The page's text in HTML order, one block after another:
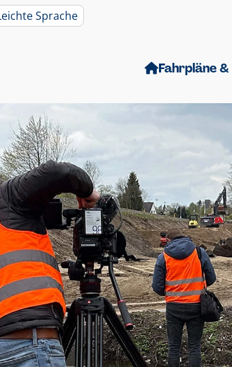
Sprache
Fahrpläne